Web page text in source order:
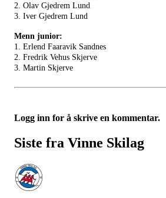
2. Olav Gjedrem Lund
3. Iver Gjedrem Lund
Menn junior:
1. Erlend Faaravik Sandnes
2. Fredrik Vehus Skjerve
3. Martin Skjerve
Logg inn for å skrive en kommentar.
Siste fra Vinne Skilag